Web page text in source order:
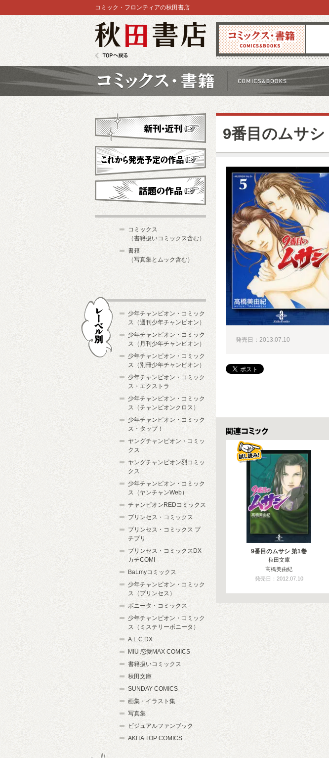
コミックス 雑誌
コミック・フロンティアの秋田書店
9番目のムサシ
発売日：2013.07.10
関連コミックス
9番目のムサシ 第1巻
秋田文庫
高橋美由紀
発売日：2012.07.10
新刊・近刊
これから発売予定
コミックス
（書籍扱いコミックス含む）
書籍
（写真集とムック含む）
少年チャンピオン・コミック
ス（週刊少年チャンピオン）
少年チャンピオン・コミック
ス（月刊少年チャンピオン）
少年チャンピオン・コミック
ス（別冊少年チャンピオン）
少年チャンピオン・コミック
ス・エクストラ
少年チャンピオン・コミック
ス（チャンピオンクロス）
少年チャンピオン・コミック
ス・タップ！
ヤングチャンピオン・コミッ
クス
ヤングチャンピオン烈コミッ
クス
少年チャンピオン・コミック
ス（ヤンチャンWeb）
チャンピオンREDコミックス
プリンセス・コミックス
プリンセス・コミックス プ
チプリ
プリンセス・コミックスDX
カチCOMI
BaLmyコミックス
少年チャンピオン・コミック
ス（プリンセス）
ボニータ・コミックス
少年チャンピオン・コミック
ス（ミステリーボニータ）
A.L.C.DX
MIU 恋愛MAX COMICS
書籍扱いコミックス
秋田文庫
SUNDAY COMICS
画集・イラスト集
写真集
ビジュアルファンブック
AKITA TOP COMICS